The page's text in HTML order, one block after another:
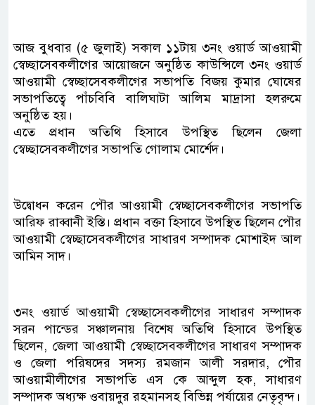
আজ বুধবার (৫ জুলাই) সকাল ১১টায় ৩নং ওয়ার্ড আওয়ামী
স্বেচ্ছাসেবকলীগের আয়োজনে অনুষ্ঠিত কাউন্সিলে ৩নং ওয়ার্ড
আওয়ামী স্বেচ্ছাসেবকলীগের সভাপতি বিজয় কুমার ঘোষের
সভাপতিত্বে পাঁচবিবি বালিঘাটা আলিম মাদ্রাসা হলরুমে
অনুষ্ঠিত হয়।
এতে প্রধান অতিথি হিসাবে উপস্থিত ছিলেন জেলা
স্বেচ্ছাসেবকলীগের সভাপতি গোলাম মোর্শেদ।
উদ্বোধন করেন পৌর আওয়ামী স্বেচ্ছাসেবকলীগের সভাপতি
আরিফ রাব্বানী ইস্তি। প্রধান বক্তা হিসাবে উপস্থিত ছিলেন পৌর
আওয়ামী স্বেচ্ছাসেবকলীগের সাধারণ সম্পাদক মোশাইদ আল
আমিন সাদ।
৩নং ওয়ার্ড আওয়ামী স্বেচ্ছাসেবকলীগের সাধারণ সম্পাদক
সরন পান্ডের সঞ্চালনায় বিশেষ অতিথি হিসাবে উপস্থিত
ছিলেন, জেলা আওয়ামী স্বেচ্ছাসেবকলীগের সাধারণ সম্পাদক
ও জেলা পরিষদের সদস্য রমজান আলী সরদার, পৌর
আওয়ামীলীগের সভাপতি এস কে আব্দুল হক, সাধারণ
সম্পাদক অধ্যক্ষ ওবায়দুর রহমানসহ বিভিন্ন পর্যায়ের নেতৃবৃন্দ।